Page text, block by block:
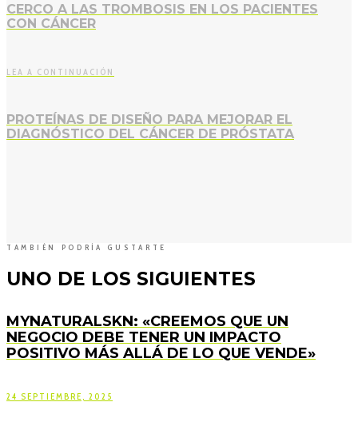
CERCO A LAS TROMBOSIS EN LOS PACIENTES
CON CÁNCER
LEA A CONTINUACIÓN
PROTEÍNAS DE DISEÑO PARA MEJORAR EL
DIAGNÓSTICO DEL CÁNCER DE PRÓSTATA
TAMBIÉN PODRÍA GUSTARTE
UNO DE LOS SIGUIENTES
MYNATURALSKN: «CREEMOS QUE UN
NEGOCIO DEBE TENER UN IMPACTO
POSITIVO MÁS ALLÁ DE LO QUE VENDE»
24 SEPTIEMBRE, 2025